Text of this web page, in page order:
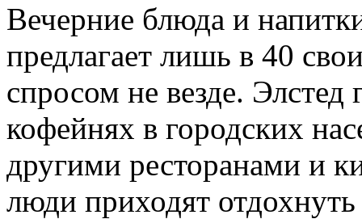
Вечерние блюда и
предлагает лишь в 40
спросом не везде. Элстед
кофейнях в городских
другими ресторанами и
люди приходят